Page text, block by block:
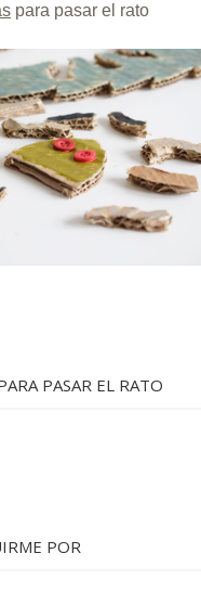
para pasar el rato
PASAR EL RATO
POR